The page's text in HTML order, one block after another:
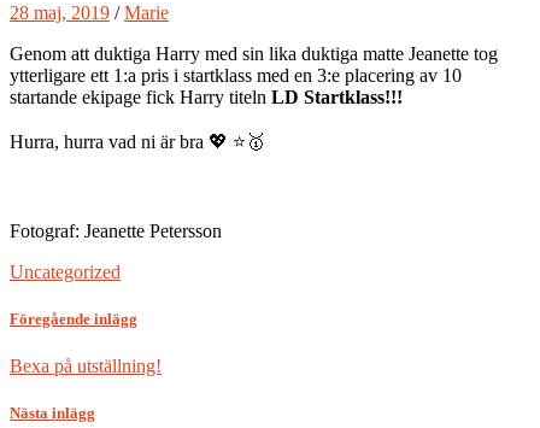
28 maj, 2019 /Marie
Genom att duktiga Harry med sin lika duktiga matte Jeanette tog
ytterligare ett 1:a pris i startklass med en 3:e placering av 10
startande ekipage fick Harry titeln LD Startklass!!!
Hurra, hurra vad ni är bra 💖 ⭐🥇
Fotograf: Jeanette Petersson
Uncategorized
Föregående inlägg
Bexa på utställning!
Nästa inlägg